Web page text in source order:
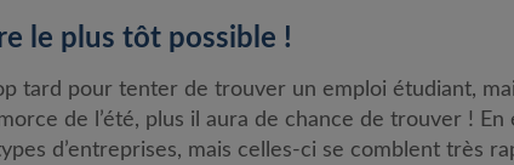
le plus tôt possible !
tard pour tenter de trouver un emploi étudiant,
de l’été, plus il aura de chance de trouver !
d’entreprises, mais celles-ci se comblent très